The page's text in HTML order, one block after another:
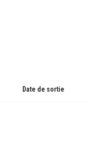
Date de sortie